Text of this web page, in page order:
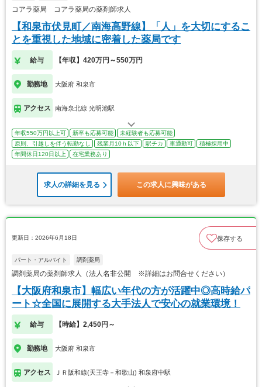
コアラ薬局 コアラ薬局の薬剤師求人
【和泉市伏見町／南海高野線】「人」を大切にするこ
とを重視した地域に密着した薬局です
給与 【年収】420万円～550万円
勤務地 大阪府 和泉市
アクセス 南海泉北線 光明池駅
年収550万円以上可 新卒も応募可能
未経験者も応募可能
原則、引越しを伴う転勤なし
残業月10ｈ以下 駅チカ 車通勤可
積極採用中
年間休日120日以上
在宅業務あり
求人の詳細を見る この求人に興味がある
更新日：2026年6月18日 保存する
パート・アルバイト 調剤薬局
調剤薬局の薬剤師求人（法人名非公開 ※詳細はお問合せください）
【大阪府和泉市】幅広い年代の方が活躍中◎高時給パ
ート☆全国に展開する大手法人で安心の就業環境！
給与 【時給】2,450円～
勤務地 大阪府 和泉市
アクセス ＪＲ阪和線(天王寺－和歌山) 和泉府中駅